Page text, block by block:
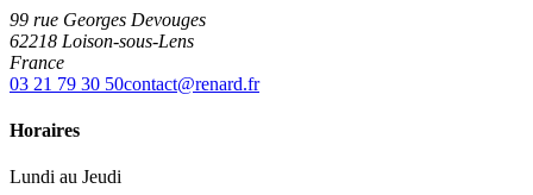
99 rue Georges Devouges
62218 Loison-sous-Lens
France
03 21 79 30 50contact@renard.fr
Horaires
Lundi au Jeudi